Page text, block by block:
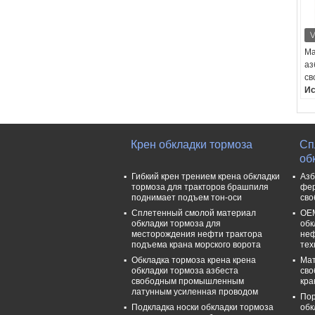
Крен обкладки тормоза
Гибкий крен трением крена обкладки
тормоза для тракторов брашпиля
поднимает подъем тон-оси
Сплетенный смолой материал
обкладки тормоза для
месторождения нефти трактора
подъема крана морского ворота
Обкладка тормоза крена крена
обкладки тормоза азбеста
свободным промышленным
латунным усиленная проводом
Подкладка носки обкладки тормоза